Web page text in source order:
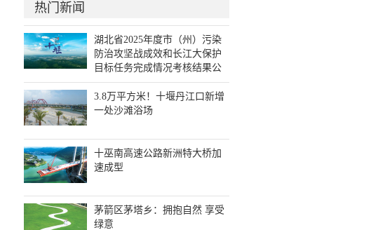
热门新闻
湖北省2025年度市（州）污染
防治攻坚战成效和长江大保护
目标任务完成情况考核结果公
布 十堰考核成绩居全省第一
3.8万平方米！十堰丹江口新增
一处沙滩浴场
十巫南高速公路新洲特大桥加
速成型
茅箭区茅塔乡：拥抱自然 享受
绿意